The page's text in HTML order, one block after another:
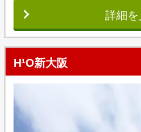
詳細を
H¹O新大阪